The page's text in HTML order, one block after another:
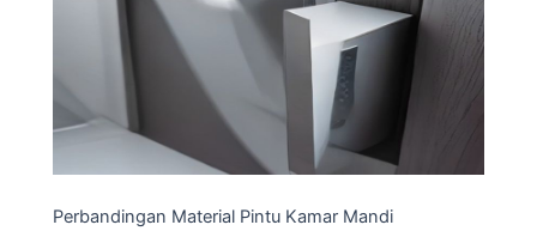
Perbandingan Material Pintu Kamar Mandi